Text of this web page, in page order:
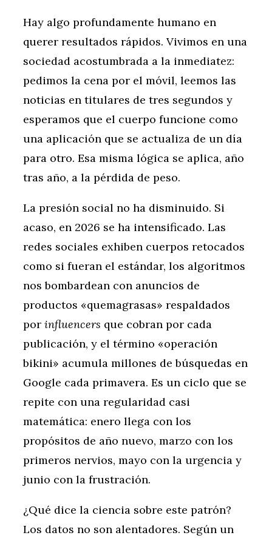
Hay algo profundamente humano en
querer resultados rápidos. Vivimos en una
sociedad acostumbrada a la inmediatez:
pedimos la cena por el móvil, leemos las
noticias en titulares de tres segundos y
esperamos que el cuerpo funcione como
una aplicación que se actualiza de un día
para otro. Esa misma lógica se aplica, año
tras año, a la pérdida de peso.
La presión social no ha disminuido. Si
acaso, en 2026 se ha intensificado. Las
redes sociales exhiben cuerpos retocados
como si fueran el estándar, los algoritmos
nos bombardean con anuncios de
productos «quemagrasas» respaldados
por influencers que cobran por cada
publicación, y el término «operación
bikini» acumula millones de búsquedas en
Google cada primavera. Es un ciclo que se
repite con una regularidad casi
matemática: enero llega con los
propósitos de año nuevo, marzo con los
primeros nervios, mayo con la urgencia y
junio con la frustración.
¿Qué dice la ciencia sobre este patrón?
Los datos no son alentadores. Según un